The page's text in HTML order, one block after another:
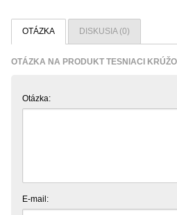
OTÁZKA DISKUSIA (0)
OTÁZKA NA PRODUKT TESNIACI
Otázka:
E-mail: